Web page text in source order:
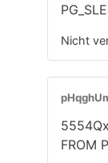
Nicht
FROM